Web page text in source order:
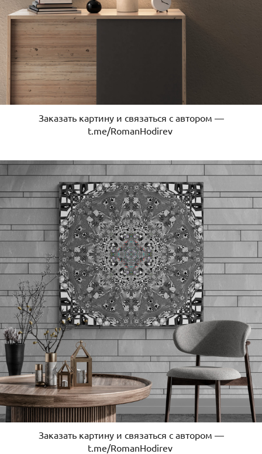
Заказать картину и связаться с автором —
t.me/RomanHodirev
Заказать картину и связаться с автором —
t.me/RomanHodirev